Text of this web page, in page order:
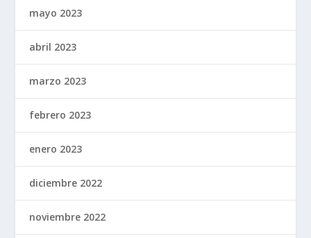
mayo 2023
abril 2023
marzo 2023
febrero 2023
enero 2023
diciembre 2022
noviembre 2022